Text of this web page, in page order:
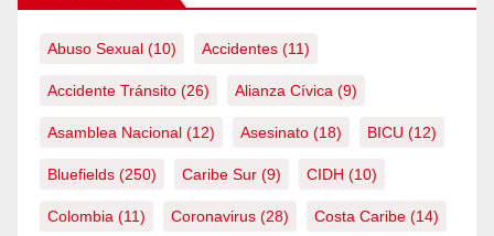
Abuso Sexual (10) Accidentes (11)
Accidente Tránsito (26) Alianza Cívica (9)
Asamblea Nacional (12) Asesinato (18) BICU (12)
Bluefields (250) Caribe Sur (9) CIDH (10)
Colombia (11) Coronavirus (28) Costa Caribe (14)